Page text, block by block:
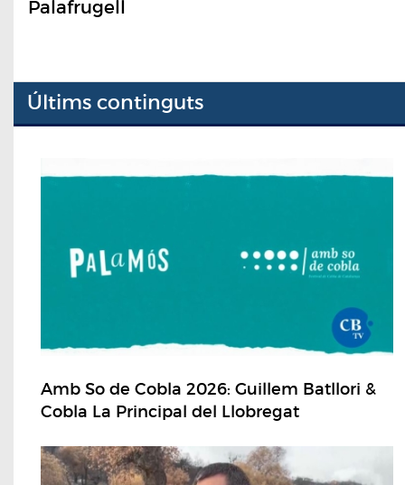
Palafrugell
Últims continguts
Amb So de Cobla 2026: Guillem Batllori &
Cobla La Principal del Llobregat